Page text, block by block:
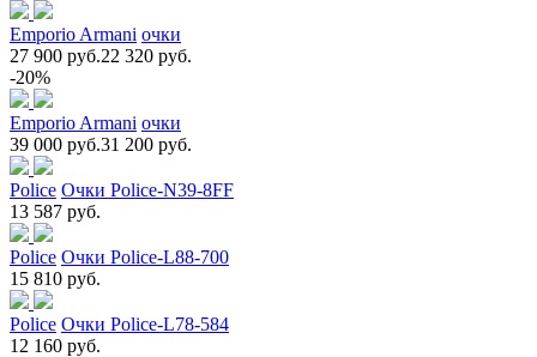
Emporio Armani очки
27 900 руб.22 320 руб.
-20%
Emporio Armani очки
39 000 руб.31 200 руб.
Police Очки Police-N39-8FF
13 587 руб.
Police Очки Police-L88-700
15 810 руб.
Police Очки Police-L78-584
12 160 руб.